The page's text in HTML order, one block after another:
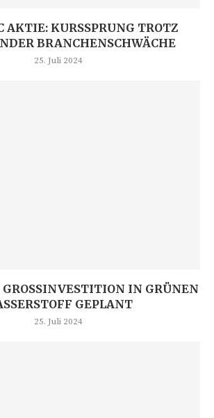
AKTIE: KURSSPRUNG TROTZ
BRANCHENSCHWÄCHE
25. Juli 2024
IN GRÜNEN W
GEPLANT
25. Juli 2024